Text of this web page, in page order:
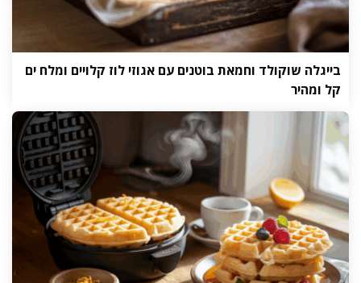
בייגלה שוקולד וחמאת בוטנים עם אגוזי לוז קלויים ומלח ים
קל ומהיר